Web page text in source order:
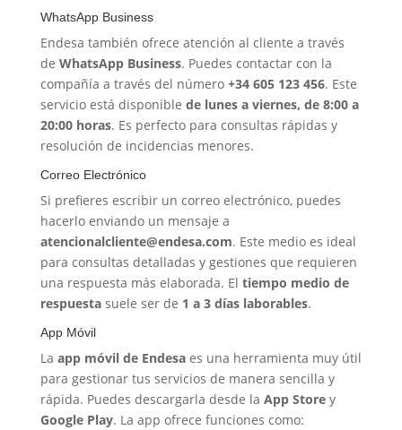
WhatsApp Business
Endesa también ofrece atención al cliente a través
de WhatsApp Business. Puedes contactar con la
compañía a través del número +34 605 123 456. Este
servicio está disponible de lunes a viernes, de 8:00 a
20:00 horas. Es perfecto para consultas rápidas y
resolución de incidencias menores.
Correo Electrónico
Si prefieres escribir un correo electrónico, puedes
hacerlo enviando un mensaje a
atencionalcliente@endesa.com. Este medio es ideal
para consultas detalladas y gestiones que requieren
una respuesta más elaborada. El tiempo medio de
respuestasuele ser de 1 a 3 días laborables.
App Móvil
La app móvil de Endesaes una herramienta muy útil
para gestionar tus servicios de manera sencilla y
rápida. Puedes descargarla desde la App Storey
Google Play. La app ofrece funciones como: